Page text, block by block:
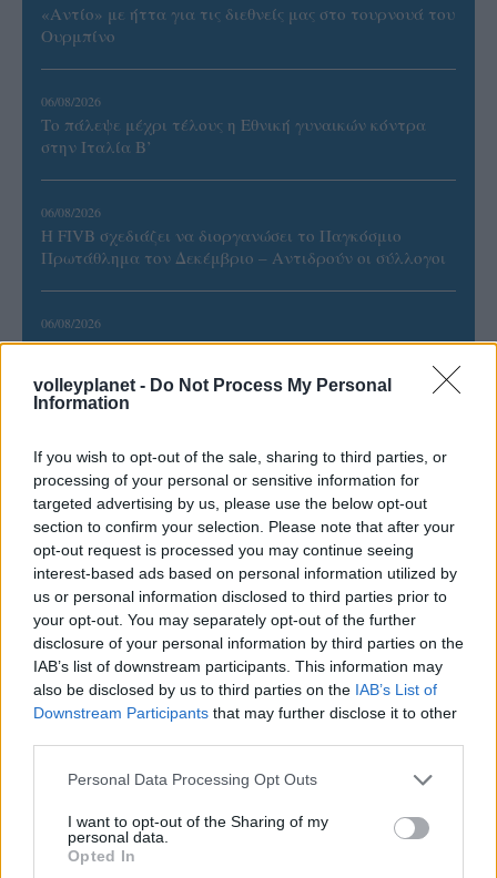
volleyplanet - Do Not Process My Personal
Information
If you wish to opt-out of the sale, sharing to third parties, or
processing of your personal or sensitive information for
targeted advertising by us, please use the below opt-out
section to confirm your selection. Please note that after your
opt-out request is processed you may continue seeing
interest-based ads based on personal information utilized by
us or personal information disclosed to third parties prior to
your opt-out. You may separately opt-out of the further
disclosure of your personal information by third parties on the
IAB’s list of downstream participants. This information may
also be disclosed by us to third parties on the IAB’s List of
Downstream Participants that may further disclose it to other
Please note that this website/app uses one or more Google
not limited to your visit or usage behaviour. You may click to
grant or deny consent to Google and its third-party tags to
use your data for below specified purposes in below Google
Personal Data Processing Opt Outs
I want to opt-out of the Sharing of my
personal data.
Opted In
«Αντίο» με ήττα για τις διεθνείς μας στο τουρνουά του
Ουρμπίνο
06/08/2026
Το πάλεψε μέχρι τέλους η Εθνική γυναικών κόντρα
στην Ιταλία Β’
06/08/2026
Η FIVB σχεδιάζει να διοργανώσει το Παγκόσμιο
Πρωτάθλημα τον Δεκέμβριο – Αντιδρούν οι σύλλογοι
06/08/2026
Έτοιμη για… υψηλές πτήσεις η Μπενφίκα του Ψάρρα
Ισόπαλο το πρωτο φιλικό τεστ της Εθνικής στο
Ουρμπίνο
ΓΝΩΜΕΣ
ΠΕΝΥ ΡΟΝΤΟΓΙΑΝΝΗ
στο σήμερα: Tο τρίτο
Παναθηναϊκού με την